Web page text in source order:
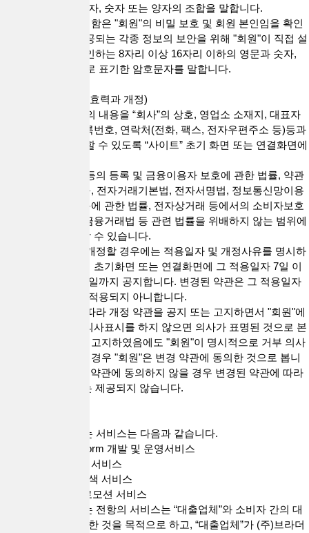
회사가 승인하는 문자, 숫자 또는 양자의 조합을 말합니다.
8. "PASSWORD"라 함은 "회원"의 비밀 보호 및 회원 본인임을 확인
하고 "서비스"에 제공되는 각종 정보의 보안을 위해 "회원"이 직접 설
정하며 "회사"가 승인하는 8자리 이상 16자리 이하의 영문과 숫자,
특수문자의 혼합으로 표기한 암호문자를 말합니다.
제3조(약관의 명시, 효력과 개정)
1. “회사”는 이 약관의 내용을 “회사”의 상호, 영업소 소재지, 대표자
의 성명, 사업자 등록번호, 연락처(전화, 팩스, 전자우편주소 등)등과
함께 “회원”이 확인할 수 있도록 “사이트” 초기 화면 또는 연결화면에
2. “회사”는 대부업 등의 등록 및 금융이용자 보호에 관한 법률, 약관
의 규제에 관한 법률, 전자거래기본법, 전자서명법, 정보통신망이용
촉진 및 정보보호 등에 관한 법률, 전자상거래 등에서의 소비자보호
에 관한 법률, 전자금융거래법 등 관련 법률을 위배하지 않는 범위에
서 본 약관을 개정할 수 있습니다.
3. “회사”가 약관을 개정할 경우에는 적용일자 및 개정사유를 명시하
여 현행 약관과 함께 초기화면 또는 연결화면에 그 적용일자 7일 이
전부터 적용일자 전일까지 공지합니다. 변경된 약관은 그 적용일자
이전으로 소급하여 적용되지 아니합니다.
4. "회사"가 전항에 따라 개정 약관을 공지 또는 고지하면서 "회원"에
게 해당 기간 내에 의사표시를 하지 않으면 의사가 표명된 것으로 본
다는 뜻을 명확하게 고지하였음에도 "회원"이 명시적으로 거부 의사
표시를 하지 아니한 경우 "회원"은 변경 약관에 동의한 것으로 봅니
다. "회원"이 변경된 약관에 동의하지 않을 경우 변경된 약관에 따라
제공되는 "서비스"는 제공되지 않습니다.
1. "회사"가 제공하는 서비스는 다음과 같습니다.
1) 대출직거래 Platform 개발 및 운영서비스
① 실시간 대출문의 서비스
② 대출업체 정보검색 서비스
2) 광고 집행 및 프로모션 서비스
2. "회사"가 제공하는 전항의 서비스는 “대출업체”와 소비자 간의 대
출직거래 중개를 위한 것을 목적으로 하고, “대출업체”가 (주)브라더